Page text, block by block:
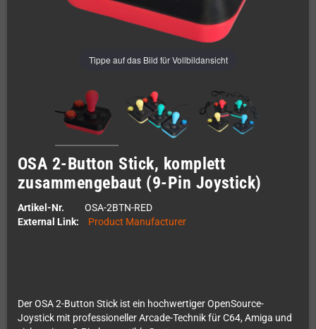
Tippe auf das Bild für Vollbildansicht
OSA 2-Button Stick, komplett
zusammengebaut (9-Pin Joystick)
Artikel-Nr.
OSA-2BTN-RED
External Link:
Product Manufacturer
Der OSA 2-Button Stick ist ein hochwertiger OpenSource-
Joystick mit professioneller Arcade-Technik für C64, Amiga und